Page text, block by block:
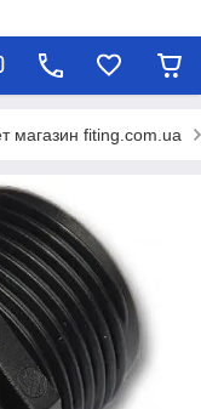
магазин fiting.com.ua